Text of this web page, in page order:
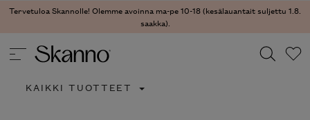
Tervetuloa Skannolle! Olemme avoinna ma-pe 10-18 (kesälauantait suljettu 1.8.
saakka).
KAIKKI TUOTTEET